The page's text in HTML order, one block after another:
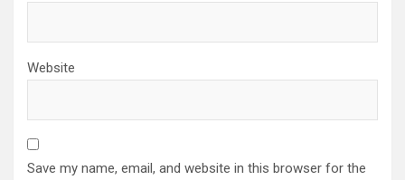
Website
Save my name, email, and website in this browser for the